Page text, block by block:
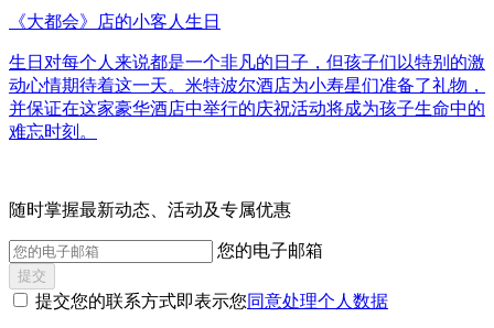
《大都会》店的小客人生日
生日对每个人来说都是一个非凡的日子，但孩子们以特别的激
动心情期待着这一天。米特波尔酒店为小寿星们准备了礼物，
并保证在这家豪华酒店中举行的庆祝活动将成为孩子生命中的
难忘时刻。
随时掌握最新动态、活动及专属优惠
您的电子邮箱
提交
提交您的联系方式即表示您同意处理个人数据